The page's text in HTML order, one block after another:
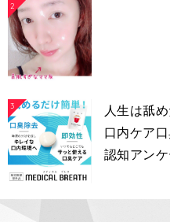
2
3
人生は舐
口内ケア
認知アンケ